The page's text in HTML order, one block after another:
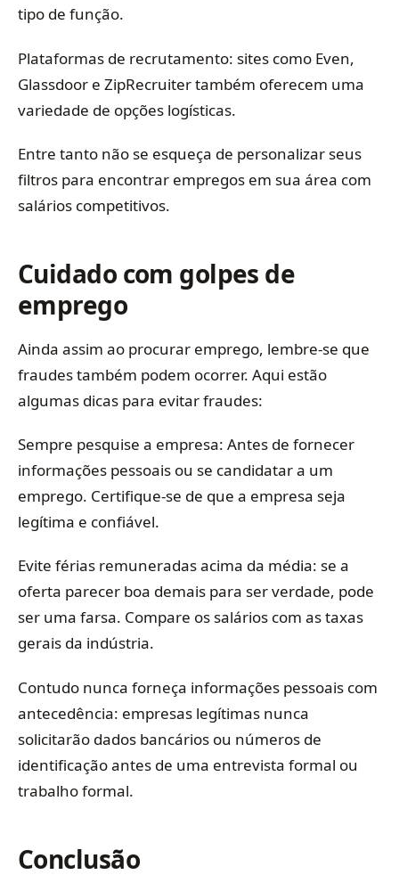
tipo de função.
Plataformas de recrutamento: sites como Even,
Glassdoor e ZipRecruiter também oferecem uma
variedade de opções logísticas.
Entre tanto não se esqueça de personalizar seus
filtros para encontrar empregos em sua área com
salários competitivos.
Cuidado com golpes de
emprego
Ainda assim ao procurar emprego, lembre-se que
fraudes também podem ocorrer. Aqui estão
algumas dicas para evitar fraudes:
Sempre pesquise a empresa: Antes de fornecer
informações pessoais ou se candidatar a um
emprego. Certifique-se de que a empresa seja
legítima e confiável.
Evite férias remuneradas acima da média: se a
oferta parecer boa demais para ser verdade, pode
ser uma farsa. Compare os salários com as taxas
gerais da indústria.
Contudo nunca forneça informações pessoais com
antecedência: empresas legítimas nunca
solicitarão dados bancários ou números de
identificação antes de uma entrevista formal ou
trabalho formal.
Conclusão